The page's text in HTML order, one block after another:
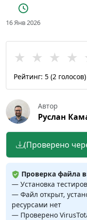
16 Янв 2026
★ ★ ★ ★
Рейтинг: 5 (2 голосов)
Автор
Руслан
(Проверено
Проверка файла
— Установка
— Файл открыт,
ресурсами нет
— Проверено